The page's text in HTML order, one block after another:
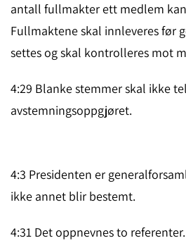
antall fullmakter ett medlem
Fullmaktene skal innleveres før
settes og skal kontrolleres mot
4:29 Blanke stemmer skal ikke
avstemningsoppgjøret.
4:3 Presidenten er
ikke annet blir bestemt.
4:31 Det oppnevnes to referenter.